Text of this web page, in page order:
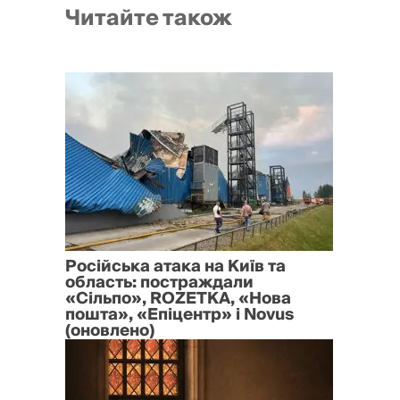
Читайте також
Російська атака на Київ та
область: постраждали
«Сільпо», ROZETKA, «Нова
пошта», «Епіцентр» і Novus
(оновлено)